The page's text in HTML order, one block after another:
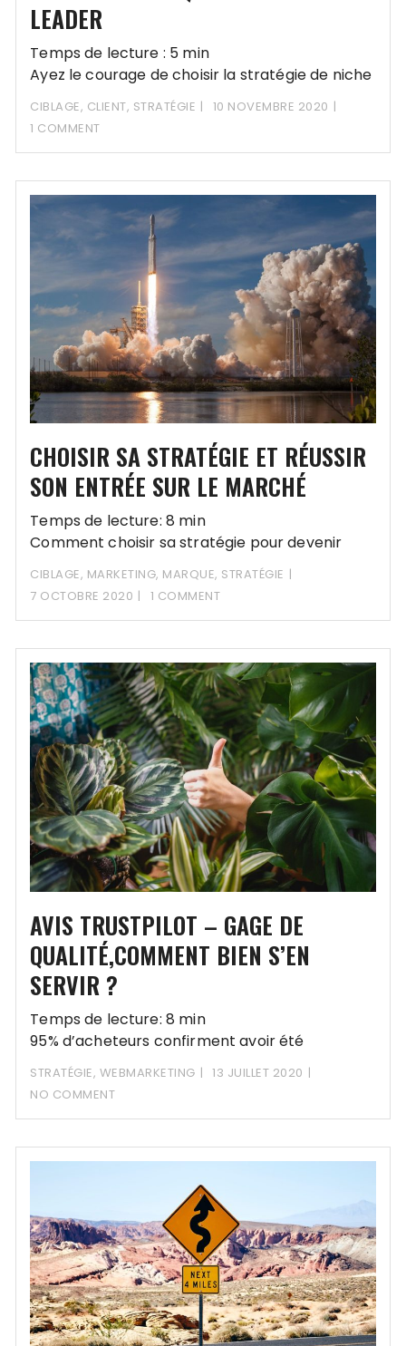
LEADER
Temps de lecture : 5 min
Ayez le courage de choisir la stratégie de niche
pour devenir leader de votre marché
CIBLAGE, CLIENT, STRATÉGIE
10 NOVEMBRE 2020
1 COMMENT
CHOISIR SA STRATÉGIE ET RÉUSSIR
SON ENTRÉE SUR LE MARCHÉ
Temps de lecture: 8 min
Comment choisir sa stratégie pour devenir
leader ou suiveur sur le marché?
CIBLAGE, MARKETING, MARQUE, STRATÉGIE
7 OCTOBRE 2020
1 COMMENT
AVIS TRUSTPILOT – GAGE DE
QUALITÉ,COMMENT BIEN S’EN
SERVIR ?
Temps de lecture: 8 min
95% d’acheteurs confirment avoir été
influencés par les avis internet. Utiliser
Trustpilot et Trusted Shops de manière
STRATÉGIE, WEBMARKETING
13 JUILLET 2020
NO COMMENT